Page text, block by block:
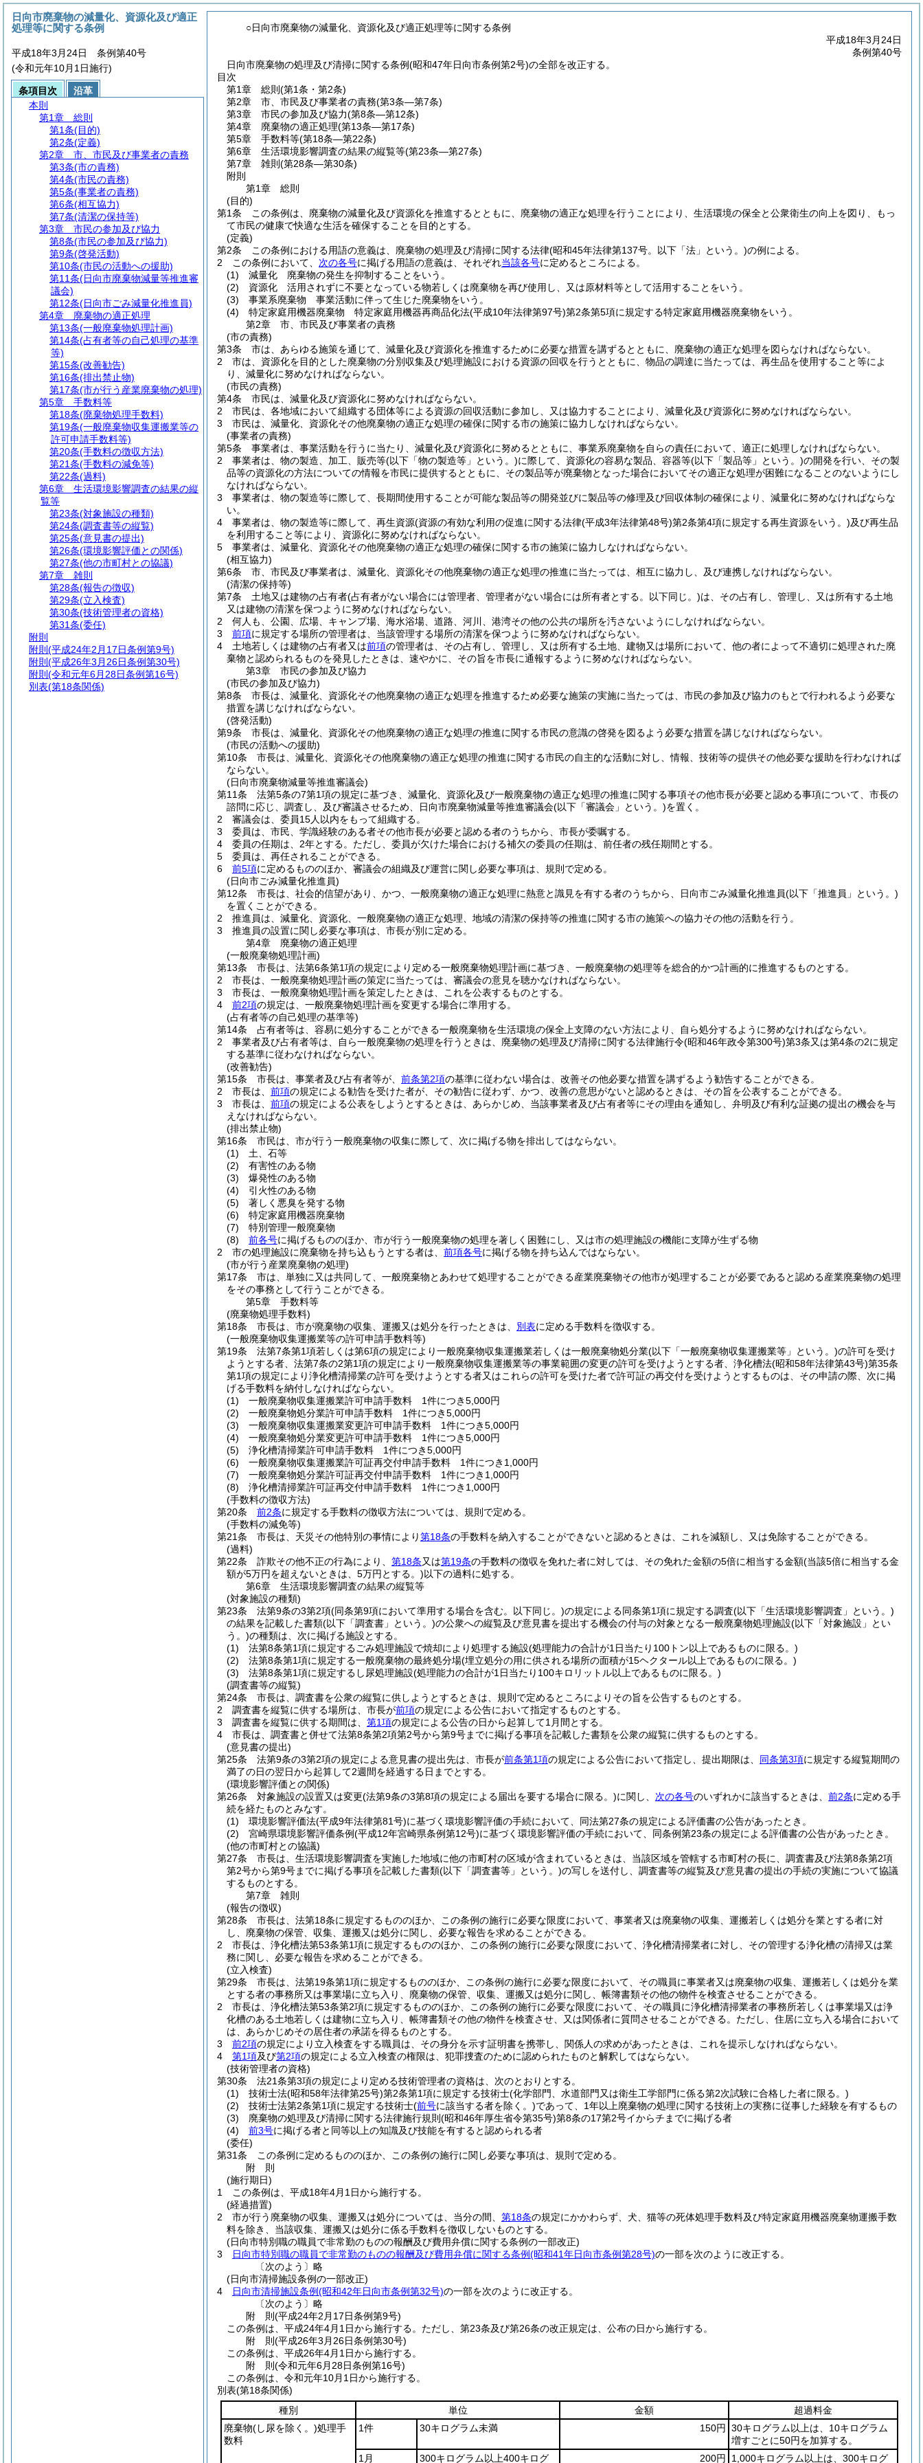
○日向市廃棄物の減量化、資源化及び適正処理等に関する条例
平成18年3月24日
条例第40号
日向市廃棄物の処理及び清掃に関する条例(昭和47年日向市条例第2号)の全部を改正する。
目次
第1章
総則 (第1条・第2条)
第2章
市、市民及び事業者の責務(第3条―第7条)
第3章
市民の参加及び協力(第8条―第12条)
第4章
廃棄物の適正処理(第13条―第17条)
第5章
手数料等(第18条―第22条)
第6章
生活環境影響調査の結果の縦覧等(第23条―第27条)
第7章
雑則 (第28条―第30条)
附則
第1章
総則
(目的)
第1条
この条例は、廃棄物の減量化及び資源化を推進するとともに、廃棄物の適正な処理を行うことにより、生活環境の保全と公衆衛生の向上を図り、もっ
て市民の健康で快適な生活を確保することを目的とする。
(定義)
第2条
この条例における用語の意義は、廃棄物の処理及び清掃に関する法律(昭和45年法律第137号。以下「法」という。)の例による。
2
この条例において、 次の各号に掲げる用語の意義は、それぞれ当該各号に定めるところによる。
(1)
減量化 廃棄物の発生を抑制することをいう。
(2)
資源化 活用されずに不要となっている物若しくは廃棄物を再び使用し、又は原材料等として活用することをいう。
(3)
事業系廃棄物 事業活動に伴って生じた廃棄物をいう。
(4)
特定家庭用機器廃棄物 特定家庭用機器再商品化法(平成10年法律第97号)第2条第5項に規定する特定家庭用機器廃棄物をいう。
第2章
市、市民及び事業者の責務
(市の責務)
第3条
市は、あらゆる施策を通じて、減量化及び資源化を推進するために必要な措置を講ずるとともに、廃棄物の適正な処理を図らなければならない。
2
市は、資源化を目的とした廃棄物の分別収集及び処理施設における資源の回収を行うとともに、物品の調達に当たっては、再生品を使用すること等によ
り、減量化に努めなければならない。
(市民の責務)
第4条
市民は、減量化及び資源化に努めなければならない。
2
市民は、各地域において組織する団体等による資源の回収活動に参加し、又は協力することにより、減量化及び資源化に努めなければならない。
3
市民は、減量化、資源化その他廃棄物の適正な処理の確保に関する市の施策に協力しなければならない。
(事業者の責務)
第5条
事業者は、事業活動を行うに当たり、減量化及び資源化に努めるとともに、事業系廃棄物を自らの責任において、適正に処理しなければならない。
2
事業者は、物の製造、加工、販売等(以下「物の製造等」という。)に際して、資源化の容易な製品、容器等(以下「製品等」という。)の開発を行い、その製
品等の資源化の方法についての情報を市民に提供するとともに、その製品等が廃棄物となった場合においてその適正な処理が困難になることのないようにし
なければならない。
3
事業者は、物の製造等に際して、長期間使用することが可能な製品等の開発並びに製品等の修理及び回収体制の確保により、減量化に努めなければならな
い。
4
事業者は、物の製造等に際して、再生資源(資源の有効な利用の促進に関する法律(平成3年法律第48号)第2条第4項に規定する再生資源をいう。)及び再生品
を利用すること等により、資源化に努めなければならない。
5
事業者は、減量化、資源化その他廃棄物の適正な処理の確保に関する市の施策に協力しなければならない。
(相互協力)
第6条
市、市民及び事業者は、減量化、資源化その他廃棄物の適正な処理の推進に当たっては、相互に協力し、及び連携しなければならない。
(清潔の保持等)
第7条
土地又は建物の占有者(占有者がない場合には管理者、管理者がない場合には所有者とする。以下同じ。)は、その占有し、管理し、又は所有する土地
又は建物の清潔を保つように努めなければならない。
2
何人も、公園、広場、キャンプ場、海水浴場、道路、河川、港湾その他の公共の場所を汚さないようにしなければならない。
3
前項に規定する場所の管理者は、当該管理する場所の清潔を保つように努めなければならない。
4
土地若しくは建物の占有者又は前項の管理者は、その占有し、管理し、又は所有する土地、建物又は場所において、他の者によって不適切に処理された廃
棄物と認められるものを発見したときは、速やかに、その旨を市長に通報するように努めなければならない。
第3章
市民の参加及び協力
(市民の参加及び協力)
第8条
市長は、減量化、資源化その他廃棄物の適正な処理を推進するため必要な施策の実施に当たっては、市民の参加及び協力のもとで行われるよう必要な
措置を講じなければならない。
(啓発活動)
第9条
市長は、減量化、資源化その他廃棄物の適正な処理の推進に関する市民の意識の啓発を図るよう必要な措置を講じなければならない。
(市民の活動への援助)
第10条
市長は、減量化、資源化その他廃棄物の適正な処理の推進に関する市民の自主的な活動に対し、情報、技術等の提供その他必要な援助を行わなければ
ならない。
(日向市廃棄物減量等推進審議会)
第11条
法第5条の7第1項の規定に基づき、減量化、資源化及び一般廃棄物の適正な処理の推進に関する事項その他市長が必要と認める事項について、市長の
諮問に応じ、調査し、及び審議させるため、日向市廃棄物減量等推進審議会(以下「審議会」という。)を置く。
2
審議会は、委員15人以内をもって組織する。
3
委員は、市民、学識経験のある者その他市長が必要と認める者のうちから、市長が委嘱する。
4
委員の任期は、2年とする。 ただし、委員が欠けた場合における補欠の委員の任期は、前任者の残任期間とする。
5
委員は、再任されることができる。
6
前5項に定めるもののほか、審議会の組織及び運営に関し必要な事項は、規則で定める。
(日向市ごみ減量化推進員)
第12条
市長は、社会的信望があり、かつ、一般廃棄物の適正な処理に熱意と識見を有する者のうちから、日向市ごみ減量化推進員(以下「推進員」という。)
を置くことができる。
2
推進員は、減量化、資源化、一般廃棄物の適正な処理、地域の清潔の保持等の推進に関する市の施策への協力その他の活動を行う。
3
推進員の設置に関し必要な事項は、市長が別に定める。
第4章
廃棄物の適正処理
(一般廃棄物処理計画)
第13条
市長は、法第6条第1項の規定により定める一般廃棄物処理計画に基づき、一般廃棄物の処理等を総合的かつ計画的に推進するものとする。
2
市長は、一般廃棄物処理計画の策定に当たっては、審議会の意見を聴かなければならない。
3
市長は、一般廃棄物処理計画を策定したときは、これを公表するものとする。
4
前2項の規定は、一般廃棄物処理計画を変更する場合に準用する。
(占有者等の自己処理の基準等)
第14条
占有者等は、容易に処分することができる一般廃棄物を生活環境の保全上支障のない方法により、自ら処分するように努めなければならない。
2
事業者及び占有者等は、自ら一般廃棄物の処理を行うときは、廃棄物の処理及び清掃に関する法律施行令(昭和46年政令第300号)第3条又は第4条の2に規定
する基準に従わなければならない。
(改善勧告)
第15条
市長は、事業者及び占有者等が、 前条第2項の基準に従わない場合は、改善その他必要な措置を講ずるよう勧告することができる。
2
市長は、 前項の規定による勧告を受けた者が、その勧告に従わず、かつ、改善の意思がないと認めるときは、その旨を公表することができる。
3
市長は、 前項の規定による公表をしようとするときは、あらかじめ、当該事業者及び占有者等にその理由を通知し、弁明及び有利な証拠の提出の機会を与
えなければならない。
(排出禁止物)
第16条
市民は、市が行う一般廃棄物の収集に際して、次に掲げる物を排出してはならない。
(1)
土、石等
(2)
有害性のある物
(3)
爆発性のある物
(4)
引火性のある物
(5)
著しく悪臭を発する物
(6)
特定家庭用機器廃棄物
(7)
特別管理一般廃棄物
(8)
前各号に掲げるもののほか、市が行う一般廃棄物の処理を著しく困難にし、又は市の処理施設の機能に支障が生ずる物
2
市の処理施設に廃棄物を持ち込もうとする者は、 前項各号に掲げる物を持ち込んではならない。
(市が行う産業廃棄物の処理)
第17条
市は、単独に又は共同して、一般廃棄物とあわせて処理することができる産業廃棄物その他市が処理することが必要であると認める産業廃棄物の処理
をその事務として行うことができる。
第5章
手数料等
(廃棄物処理手数料)
第18条
市長は、市が廃棄物の収集、運搬又は処分を行ったときは、 別表に定める手数料を徴収する。
(一般廃棄物収集運搬業等の許可申請手数料等)
第19条
法第7条第1項若しくは第6項の規定により一般廃棄物収集運搬業若しくは一般廃棄物処分業(以下「一般廃棄物収集運搬業等」という。)の許可を受け
ようとする者、法第7条の2第1項の規定により一般廃棄物収集運搬業等の事業範囲の変更の許可を受けようとする者、浄化槽法(昭和58年法律第43号)第35条
第1項の規定により浄化槽清掃業の許可を受けようとする者又はこれらの許可を受けた者で許可証の再交付を受けようとするものは、その申請の際、次に掲
げる手数料を納付しなければならない。
(1)
一般廃棄物収集運搬業許可申請手数料 1件につき5,000円
(2)
一般廃棄物処分業許可申請手数料 1件につき5,000円
(3)
一般廃棄物収集運搬業変更許可申請手数料 1件につき5,000円
(4)
一般廃棄物処分業変更許可申請手数料 1件につき5,000円
(5)
浄化槽清掃業許可申請手数料 1件につき5,000円
(6)
一般廃棄物収集運搬業許可証再交付申請手数料 1件につき1,000円
(7)
一般廃棄物処分業許可証再交付申請手数料 1件につき1,000円
(8)
浄化槽清掃業許可証再交付申請手数料 1件につき1,000円
(手数料の徴収方法)
第20条
前2条に規定する手数料の徴収方法については、規則で定める。
(手数料の減免等)
第21条
市長は、天災その他特別の事情により第18条の手数料を納入することができないと認めるときは、これを減額し、又は免除することができる。
(過料)
第22条
詐欺その他不正の行為により、 第18条又は第19条の手数料の徴収を免れた者に対しては、その免れた金額の5倍に相当する金額(当該5倍に相当する金
額が5万円を超えないときは、5万円とする。)以下の過料に処する。
第6章
生活環境影響調査の結果の縦覧等
(対象施設の種類)
第23条
法第9条の3第2項(同条第9項において準用する場合を含む。以下同じ。)の規定による同条第1項に規定する調査(以下「生活環境影響調査」という。)
の結果を記載した書類(以下「調査書」という。)の公衆への縦覧及び意見書を提出する機会の付与の対象となる一般廃棄物処理施設(以下「対象施設」とい
う。)の種類は、次に掲げる施設とする。
(1)
法第8条第1項に規定するごみ処理施設で焼却により処理する施設(処理能力の合計が1日当たり100トン以上であるものに限る。)
(2)
法第8条第1項に規定する一般廃棄物の最終処分場(埋立処分の用に供される場所の面積が15ヘクタール以上であるものに限る。)
(3)
法第8条第1項に規定するし尿処理施設(処理能力の合計が1日当たり100キロリットル以上であるものに限る。)
(調査書等の縦覧)
第24条
市長は、調査書を公衆の縦覧に供しようとするときは、規則で定めるところによりその旨を公告するものとする。
2
調査書を縦覧に供する場所は、市長が前項の規定による公告において指定するものとする。
3
調査書を縦覧に供する期間は、 第1項の規定による公告の日から起算して1月間とする。
4
市長は、調査書と併せて法第8条第2項第2号から第9号までに掲げる事項を記載した書類を公衆の縦覧に供するものとする。
(意見書の提出)
第25条
法第9条の3第2項の規定による意見書の提出先は、市長が前条第1項の規定による公告において指定し、提出期限は、 同条第3項に規定する縦覧期間の
満了の日の翌日から起算して2週間を経過する日までとする。
(環境影響評価との関係)
第26条
対象施設の設置又は変更(法第9条の3第8項の規定による届出を要する場合に限る。)に関し、 次の各号のいずれかに該当するときは、 前2条に定める手
続を経たものとみなす。
(1)
環境影響評価法(平成9年法律第81号)に基づく環境影響評価の手続において、同法第27条の規定による評価書の公告があったとき。
(2)
宮崎県環境影響評価条例(平成12年宮崎県条例第12号)に基づく環境影響評価の手続において、同条例第23条の規定による評価書の公告があったとき。
(他の市町村との協議)
第27条
市長は、生活環境影響調査を実施した地域に他の市町村の区域が含まれているときは、当該区域を管轄する市町村の長に、調査書及び法第8条第2項
第2号から第9号までに掲げる事項を記載した書類(以下「調査書等」という。)の写しを送付し、調査書等の縦覧及び意見書の提出の手続の実施について協議
するものとする。
第7章
雑則
(報告の徴収)
第28条
市長は、法第18条に規定するもののほか、この条例の施行に必要な限度において、事業者又は廃棄物の収集、運搬若しくは処分を業とする者に対
し、廃棄物の保管、収集、運搬又は処分に関し、必要な報告を求めることができる。
2
市長は、浄化槽法第53条第1項に規定するもののほか、この条例の施行に必要な限度において、浄化槽清掃業者に対し、その管理する浄化槽の清掃又は業
務に関し、必要な報告を求めることができる。
(立入検査)
第29条
市長は、法第19条第1項に規定するもののほか、この条例の施行に必要な限度において、その職員に事業者又は廃棄物の収集、運搬若しくは処分を業
とする者の事務所又は事業場に立ち入り、廃棄物の保管、収集、運搬又は処分に関し、帳簿書類その他の物件を検査させることができる。
2
市長は、浄化槽法第53条第2項に規定するもののほか、この条例の施行に必要な限度において、その職員に浄化槽清掃業者の事務所若しくは事業場又は浄
化槽のある土地若しくは建物に立ち入り、帳簿書類その他の物件を検査させ、又は関係者に質問させることができる。 ただし、住居に立ち入る場合において
は、あらかじめその居住者の承諾を得るものとする。
3
前2項の規定により立入検査をする職員は、その身分を示す証明書を携帯し、関係人の求めがあったときは、これを提示しなければならない。
4
第1項及び第2項の規定による立入検査の権限は、犯罪捜査のために認められたものと解釈してはならない。
(技術管理者の資格)
第30条
法21条第3項の規定により定める技術管理者の資格は、次のとおりとする。
(1)
技術士法(昭和58年法律第25号)第2条第1項に規定する技術士(化学部門、水道部門又は衛生工学部門に係る第2次試験に合格した者に限る。)
(2)
技術士法第2条第1項に規定する技術士(前号に該当する者を除く。)であって、1年以上廃棄物の処理に関する技術上の実務に従事した経験を有するもの
(3)
廃棄物の処理及び清掃に関する法律施行規則 (昭和46年厚生省令第35号)第8条の17第2号イからチまでに掲げる者
(4)
前3号に掲げる者と同等以上の知識及び技能を有すると認められる者
(委任)
第31条
この条例に定めるもののほか、この条例の施行に関し必要な事項は、規則で定める。
附 則
(施行期日)
1
この条例は、平成18年4月1日から施行する。
(経過措置)
2
市が行う廃棄物の収集、運搬又は処分については、当分の間、 第18条の規定にかかわらず、犬、猫等の死体処理手数料及び特定家庭用機器廃棄物運搬手数
料を除き、当該収集、運搬又は処分に係る手数料を徴収しないものとする。
(日向市特別職の職員で非常勤のものの報酬及び費用弁償に関する条例の一部改正)
3
日向市特別職の職員で非常勤のものの報酬及び費用弁償に関する条例(昭和41年日向市条例第28号)の一部を次のように改正する。
〔次のよう〕略
(日向市清掃施設条例の一部改正)
4
日向市清掃施設条例(昭和42年日向市条例第32号)の一部を次のように改正する。
〔次のよう〕略
附 則(平成24年2月17日条例第9号)
この条例は、平成24年4月1日から施行する。 ただし、第23条及び第26条の改正規定は、公布の日から施行する。
附 則(平成26年3月26日条例第30号)
この条例は、平成26年4月1日から施行する。
附 則(令和元年6月28日条例第16号)
この条例は、令和元年10月1日から施行する。
別表(第18条関係)
種別
単位 金額
超過料金
廃棄物(し尿を除く。)処理手
数料
1件 30キログラム未満 150円
30キログラム以上は、10キログラム
増すごとに50円を加算する。
1月
300キログラム以上400キログ 200円 1,000キログラム以上は、300キログ
日向市廃棄物の減量化、資源化及び適正
処理等に関する条例
平成18年3月24日 条例第40号
(令和元年10月1日施行)
条項目次
沿革
本則
第1章
総則
第1条(目的)
第2条(定義)
第2章
市、市民及び事業者の責務
第3条(市の責務)
第4条(市民の責務)
第5条(事業者の責務)
第6条(相互協力)
第7条(清潔の保持等)
第3章
市民の参加及び協力
第8条(市民の参加及び協力)
第9条(啓発活動)
第10条(市民の活動への援助)
第11条(日向市廃棄物減量等推進審
議会)
第12条(日向市ごみ減量化推進員)
第4章
廃棄物の適正処理
第13条(一般廃棄物処理計画)
第14条(占有者等の自己処理の基準
等)
第15条(改善勧告)
第16条(排出禁止物)
第17条(市が行う産業廃棄物の処理)
第5章
手数料等
第18条(廃棄物処理手数料)
第19条(一般廃棄物収集運搬業等の
許可申請手数料等)
第20条(手数料の徴収方法)
第21条(手数料の減免等)
第22条(過料)
第6章
生活環境影響調査の結果の縦
覧等
第23条(対象施設の種類)
第24条(調査書等の縦覧)
第25条(意見書の提出)
第26条(環境影響評価との関係)
第27条(他の市町村との協議)
第7章
雑則
第28条(報告の徴収)
第29条(立入検査)
第30条(技術管理者の資格)
第31条(委任)
附則
附則 (平成24年2月17日条例第9号)
附則 (平成26年3月26日条例第30号)
附則 (令和元年6月28日条例第16号)
別表(第18条関係)